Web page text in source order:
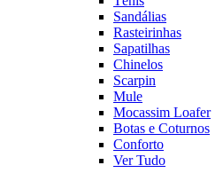
Sandálias
Rasteirinhas
Sapatilhas
Chinelos
Scarpin
Mule
Mocassim Loafer
Botas e Coturnos
Conforto
Ver Tudo